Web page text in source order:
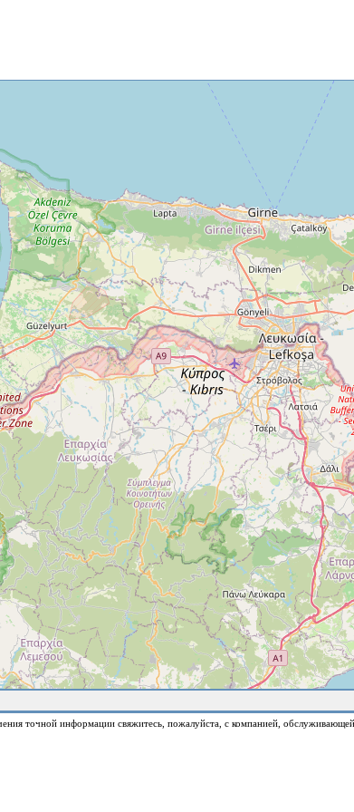
точной информации свяжитесь, пожалуйста, с компанией,